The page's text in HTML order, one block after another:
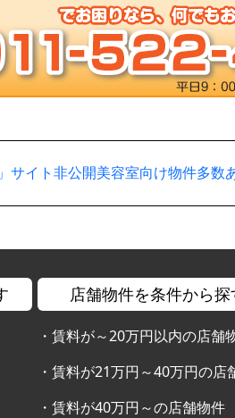
サイト非公開美容室向け物件多
店舗物件を条件から探
・賃料が～20万円以内の店舗
・賃料が21万円～40万円の店
・賃料が40万円～の店舗物件